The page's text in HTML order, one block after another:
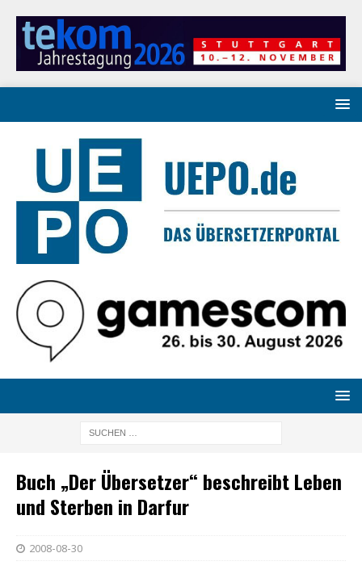
Buch „Der Übersetzer“ beschreibt Leben
und Sterben in Darfur
2008-08-30